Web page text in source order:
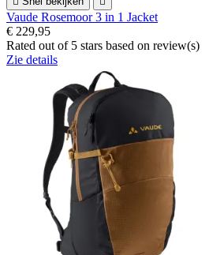
Vaude Rosemoor 3 in 1 Jacket
€ 229,95
Rated out of 5 stars based on review(s)
Zie details